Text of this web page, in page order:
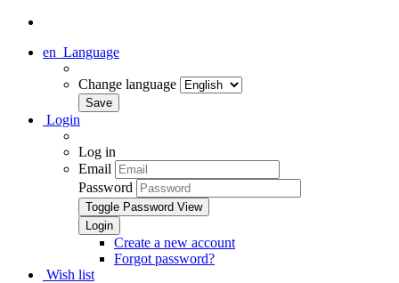
en Language
Change language
Login
Log in
Email
Password
Toggle Password View
Create a new account
Forgot password?
Wish list